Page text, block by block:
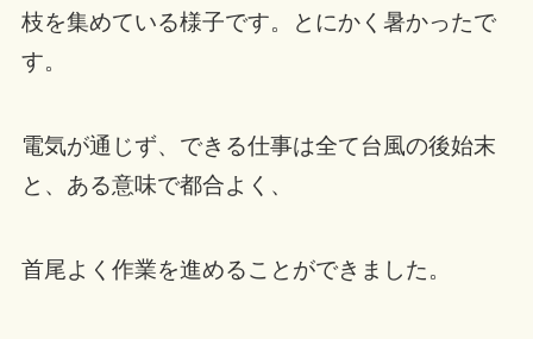
枝を集めている様子です。とにかく暑かったで
す。
電気が通じず、できる仕事は全て台風の後始末
と、ある意味で都合よく、
首尾よく作業を進めることができました。